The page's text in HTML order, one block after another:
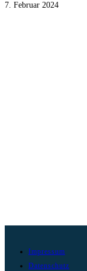
7. Februar 2024
Impressum
Datenschutz